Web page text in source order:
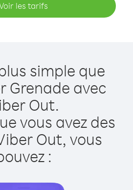
les tarifs
simple que
Grenade avec
Out.
vous avez des
Out, vous
: